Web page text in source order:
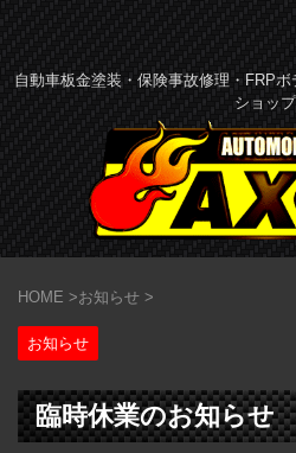
自動車板金塗装・保険事故修理・FRP
ショップ
HOME >お知らせ >
お知らせ
臨時休業のお知らせ